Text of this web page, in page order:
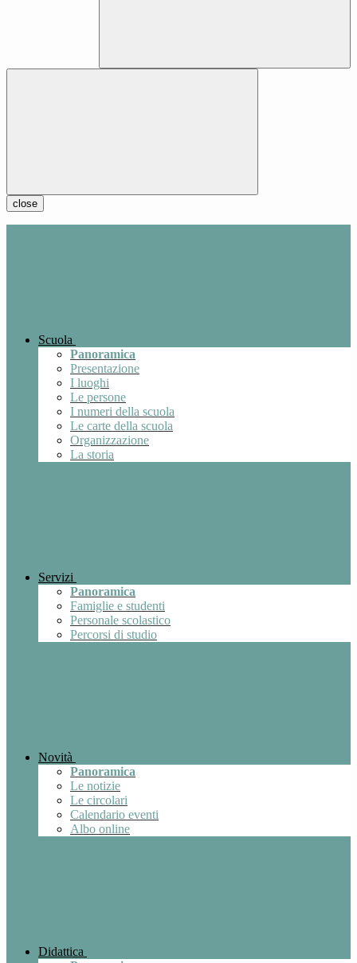
close
Scuola
Panoramica
Presentazione
I luoghi
Le persone
I numeri della scuola
Le carte della scuola
Organizzazione
La storia
Servizi
Panoramica
Famiglie e studenti
Personale scolastico
Percorsi di studio
Novità
Panoramica
Le notizie
Le circolari
Calendario eventi
Albo online
Didattica